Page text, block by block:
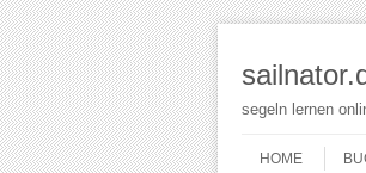
segeln lernen
Menu
HOME